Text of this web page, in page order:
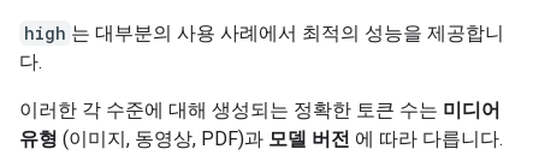
high 는 대부분의 사용 사례에서 최적의 성능을 제공합니
다.
이러한 각 수준에 대해 생성되는 정확한 토큰 수는 미디어
유형 (이미지, 동영상, PDF)과 모델 버전 에 따라 다릅니다.